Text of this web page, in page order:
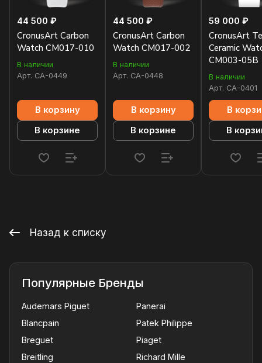
44 500 ₽
CronusArt Carbon
Watch CM017-010
В наличии
Арт. CA-0449
В корзину
В корзине
44 500 ₽
CronusArt Carbon
Watch CM017-002
В наличии
Арт. CA-0448
В корзину
В корзине
59 000 ₽
CronusArt
Ceramic
CM003-05B
В наличии
Арт. CA-0401
В
В
Назад к списку
Популярные Бренды
Audemars Piguet
Blancpain
Breguet
Breitling
Panerai
Patek Philippe
Piaget
Richard Mille